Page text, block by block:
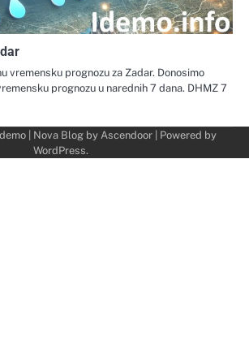
vremensku prognozu za Zadar. Donosimo
prognozu u narednih 7 dana. DHMZ 7
| Nova Blog by Ascendoor| Powered by
WordPress.